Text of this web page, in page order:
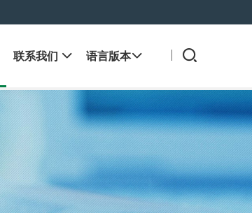
联系我们  语言版本